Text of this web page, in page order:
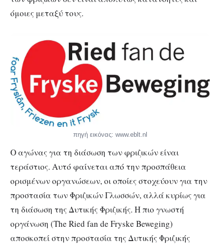
όμοιες μεταξύ τους.
πηγή εικόνας: www.eblt.nl
Ο αγώνας για τη διάσωση των φριζικών είναι
τεράστιος. Αυτό φαίνεται από την προσπάθεια
ορισμένων οργανώσεων, οι οποίες στοχεύουν για την
προστασία των Φριζικών Γλωσσών, αλλά κυρίως για
τη διάσωση της Δυτικής Φριζικής. Η πιο γνωστή
οργάνωση (The Ried fan de Fryske Beweging)
αποσκοπεί στην προστασία της Δυτικής Φριζικής